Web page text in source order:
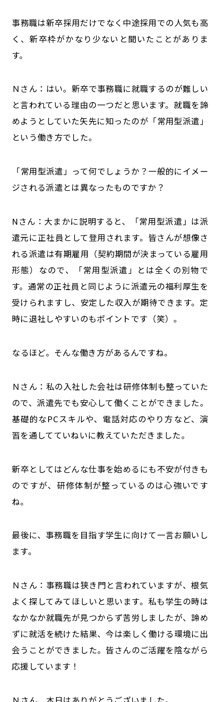
――事務職は新卒採用だけでなく中途採用での人気も高
く、新卒枠がかなり少ないと聞いたことがありま
す。
Ｎさん：はい。新卒で事務職に就職するのが難しい
と言われている理由の一つだと思います。就職を諦
めようとしていた矢先に知ったのが「常用型派遣」
という働き方でした。
――「常用型派遣」って何でしょうか？一般的にイメー
ジされる派遣とは異なったものですか？
Nさん：大まかに説明すると、「常用型派遣」は派
遣元に正社員として登用されます。皆さんが想像さ
れる派遣は有期雇用（契約期間が決まっている雇用
形態）なので、「常用型派遣」とは全くの別物で
す。通常の正社員と同じように派遣元の福利厚生を
受けられますし、安定した収入が期待できます。定
時に退社しやすいのもポイントです（笑）。
――なるほど。そんな働き方があるんですね。
Ｎさん：私の入社した会社は研修体制も整っていた
ので、派遣先でも安心して働くことができました。
基礎的なPCスキルや、電話対応のやり方など、演
習を通してていねいに教えていただきました。
――新卒としてはどんな仕事を始めるにも不安が付きも
のですが、研修体制が整っているのは心強いです
ね。
――最後に、事務職を目指す学生に向けて一言お願いし
ます。
Ｎさん：事務職は狭き門と言われていますが、根気
よく探してみてほしいと思います。私も学生の時は
なかなか就職先が見つからず苦労しましたが、諦め
ずに就活を続けた結果、今は楽しく働ける環境に出
会うことができました。皆さんのご活躍を陰ながら
応援しています！